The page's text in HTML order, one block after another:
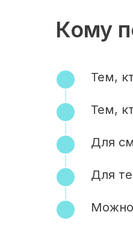
Кому
Тем,
Тем,
Для
Для
Можно